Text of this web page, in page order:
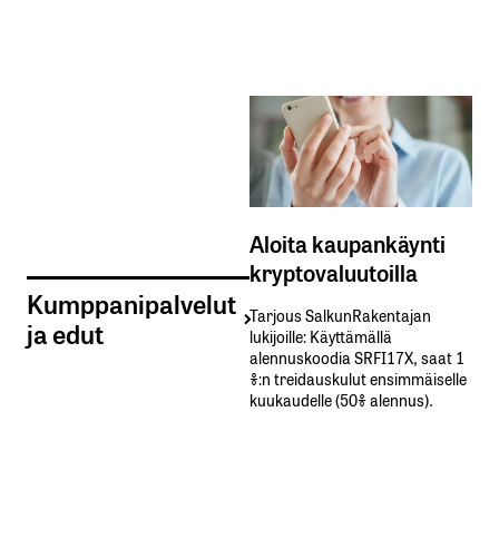
Kumppanipalvelut
ja edut
Aloita kaupankäynti
kryptovaluutoilla
Tarjous SalkunRakentajan
lukijoille: Käyttämällä​ ​
alennuskoodia​ ​SRFI17X,​ ​saat​ ​1
%:n treidauskulut​ ​ensimmäiselle​ ​
kuukaudelle​ ​(50%​ ​alennus).